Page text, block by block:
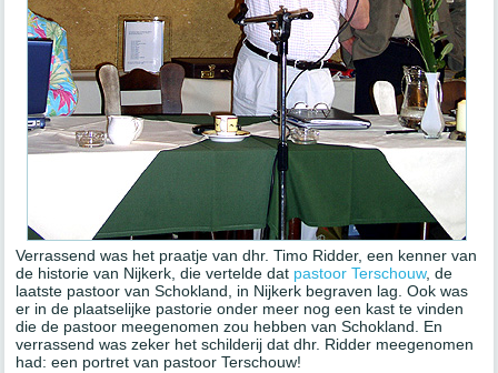
Verrassend was het praatje van dhr. Timo Ridder, een kenner van
de historie van Nijkerk, die vertelde dat pastoor Terschouw, de
laatste pastoor van Schokland, in Nijkerk begraven lag. Ook was
er in de plaatselijke pastorie onder meer nog een kast te vinden
die de pastoor meegenomen zou hebben van Schokland. En
verrassend was zeker het schilderij dat dhr. Ridder meegenomen
had: een portret van pastoor Terschouw!